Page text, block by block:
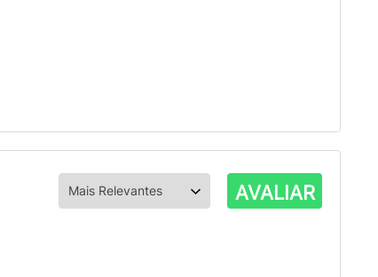
AVALIAR